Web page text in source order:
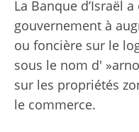
La Banque d’Israël
gouvernement à
ou foncière sur le
sous le nom d'
sur les propriétés
le commerce.